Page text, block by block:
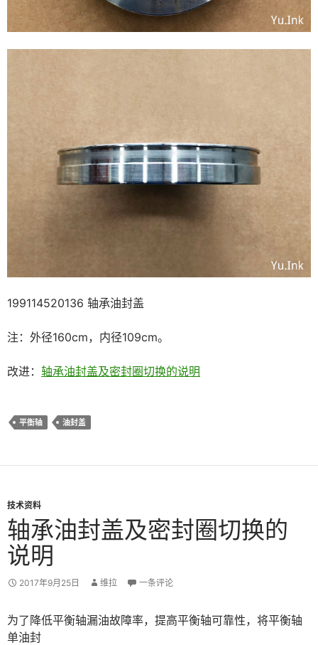
199114520136 轴承油封盖
注：外径160cm，内径109cm。
改进： 轴承油封盖及密封圈切换的说明
平衡轴 油封盖
技术资料
轴承油封盖及密封圈切换的
说明
2017年9月25日 维拉 一条评论
为了降低平衡轴漏油故障率，提高平衡轴可靠性，将平衡轴
单油封